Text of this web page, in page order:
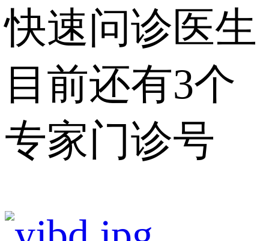
快速问诊医生
目前还有3个
专家门诊号